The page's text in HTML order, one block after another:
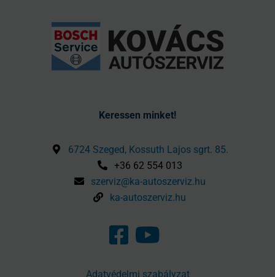
Keressen minket!
6724 Szeged, Kossuth Lajos sgrt. 85.
+36 62 554 013
szerviz@ka-autoszerviz.hu
ka-autoszerviz.hu
Adatvédelmi szabályzat